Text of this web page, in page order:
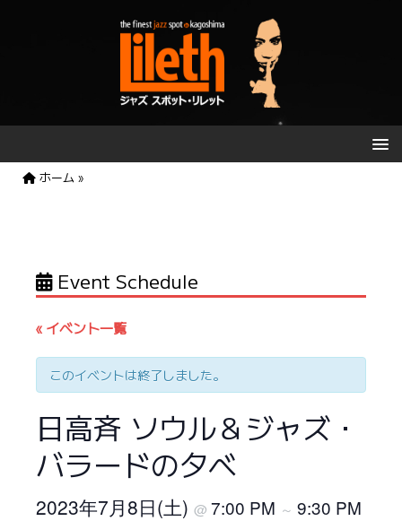
ホーム »
Event Schedule
« イベント一覧
このイベントは終了しました。
日高斉 ソウル＆ジャズ・
バラードの夕べ
2023年7月8日(土) @ 7:00 PM ～ 9:30 PM